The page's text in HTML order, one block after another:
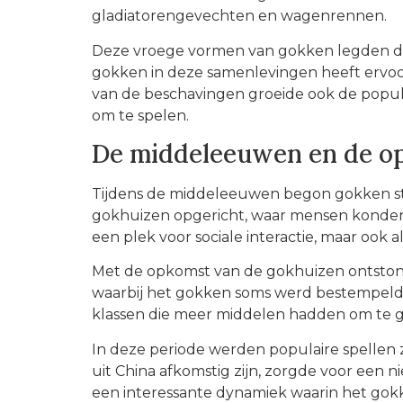
gladiatorengevechten en wagenrennen.
Deze vroege vormen van gokken legden
gokken in deze samenlevingen heeft
van de beschavingen groeide ook de
om te spelen.
De middeleeuwen en de
Tijdens de middeleeuwen begon gokken
gokhuizen opgericht, waar mensen
een plek voor sociale interactie, maar ook
Met de opkomst van de gokhuizen
waarbij het gokken soms werd
klassen die meer middelen hadden om te
In deze periode werden populaire
uit China afkomstig zijn, zorgde voor een
een interessante dynamiek waarin het